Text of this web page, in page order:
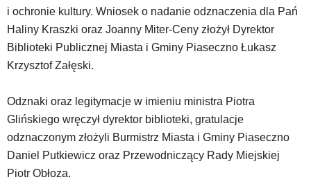
standardowy
sposób.
Na
się
znajdować
powszechnie
używane
elementy
wideo
i ochronie kultury. Wniosek o nadanie odznaczenia dla Pań
Haliny Kraszki oraz Joanny Miter-Ceny złożył Dyrektor
Biblioteki Publicznej Miasta i Gminy Piaseczno Łukasz
Krzysztof Załęski.
Odznaki oraz legitymacje w imieniu ministra Piotra
Glińskiego wręczył dyrektor biblioteki, gratulacje
odznaczonym złożyli Burmistrz Miasta i Gminy Piaseczno
Daniel Putkiewicz oraz Przewodniczący Rady Miejskiej
Piotr Obłoza.